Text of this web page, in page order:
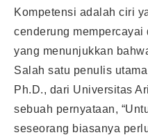
Kompetensi adalah ciri
cenderung mempercayai
yang menunjukkan
Salah satu penulis
Ph.D., dari Universitas
sebuah pernyataan,
seseorang biasanya